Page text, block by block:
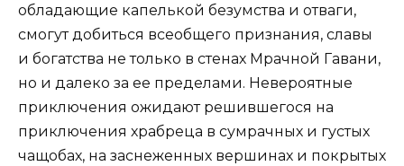
обладающие капелькой безумства и отваги,
смогут добиться всеобщего признания, славы
и богатства не только в стенах Мрачной Гавани,
но и далеко за ее пределами. Невероятные
приключения ожидают решившегося на
приключения храбреца в сумрачных и густых
чащобах, на заснеженных вершинах и покрытых